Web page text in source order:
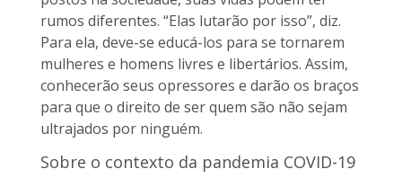
rumos diferentes. “Elas lutarão por isso”, diz.
Para ela, deve-se educá-los para se tornarem
mulheres e homens livres e libertários. Assim,
conhecerão seus opressores e darão os braços
para que o direito de ser quem são não sejam
ultrajados por ninguém.
Sobre o contexto da pandemia COVID-19